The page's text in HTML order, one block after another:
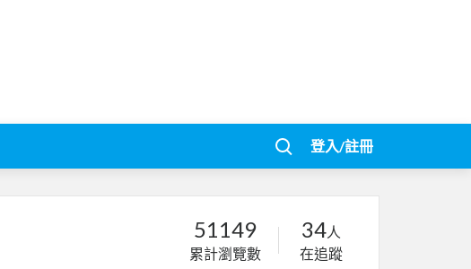
登入/註冊
51149
累計瀏覽數
34人
在追蹤